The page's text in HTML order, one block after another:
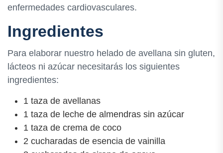
enfermedades cardiovasculares.
Ingredientes
Para elaborar nuestro helado de avellana sin gluten,
lácteos ni azúcar necesitarás los siguientes
ingredientes:
1 taza de avellanas
1 taza de leche de almendras sin azúcar
1 taza de crema de coco
2 cucharadas de esencia de vainilla